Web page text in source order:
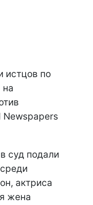
истцов по
на
Newspapers
суд подали
актриса
жена